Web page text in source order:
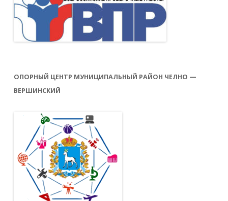
ОПОРНЫЙ ЦЕНТР МУНИЦИПАЛЬНЫЙ РАЙОН ЧЕЛНО —
ВЕРШИНСКИЙ